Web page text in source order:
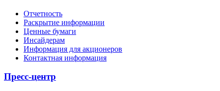
Отчетность
Раскрытие информации
Ценные бумаги
Инсайдерам
Информация для акционеров
Контактная информация
Пресс-центр